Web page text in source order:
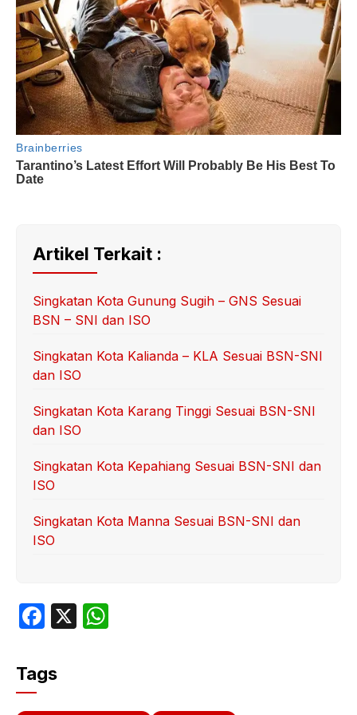
Artikel Terkait :
Singkatan Kota Gunung Sugih – GNS Sesuai
BSN – SNI dan ISO
Singkatan Kota Kalianda – KLA Sesuai BSN-SNI
dan ISO
Singkatan Kota Karang Tinggi Sesuai BSN-SNI
dan ISO
Singkatan Kota Kepahiang Sesuai BSN-SNI dan
ISO
Singkatan Kota Manna Sesuai BSN-SNI dan
ISO
F
c
e
X
Tags